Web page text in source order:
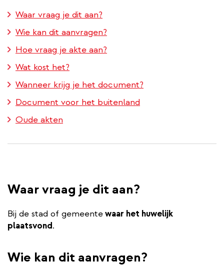
Waar vraag je dit aan?
Wie kan dit aanvragen?
Hoe vraag je akte aan?
Wat kost het?
Wanneer krijg je het document?
Document voor het buitenland
Oude akten
Waar vraag je dit aan?
Bij de stad of gemeentewaar het huwelijk
plaatsvond.
Wie kan dit aanvragen?